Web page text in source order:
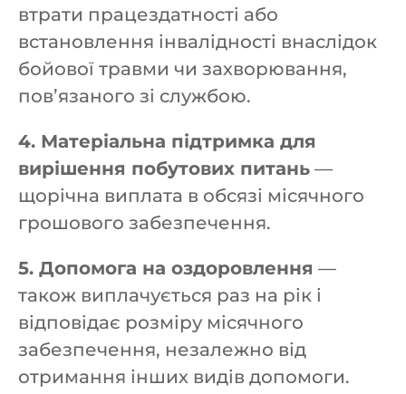
втрати працездатності або
встановлення інвалідності внаслідок
бойової травми чи захворювання,
пов’язаного зі службою.
4. Матеріальна підтримка для
вирішення побутових питань —
щорічна виплата в обсязі місячного
грошового забезпечення.
5. Допомога на оздоровлення —
також виплачується раз на рік і
відповідає розміру місячного
забезпечення, незалежно від
отримання інших видів допомоги.